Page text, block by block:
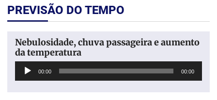
PREVISÃO DO TEMPO
Nebulosidade, chuva passageira e aumento
da temperatura
Tocador
00:00 00:00